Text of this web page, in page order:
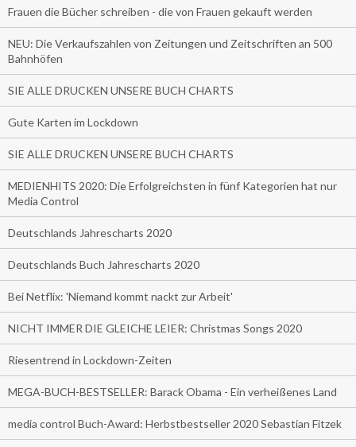
Frauen die Bücher schreiben - die von Frauen gekauft werden
NEU: Die Verkaufszahlen von Zeitungen und Zeitschriften an 500
Bahnhöfen
SIE ALLE DRUCKEN UNSERE BUCH CHARTS
Gute Karten im Lockdown
SIE ALLE DRUCKEN UNSERE BUCH CHARTS
MEDIENHITS 2020: Die Erfolgreichsten in fünf Kategorien hat nur
Media Control
Deutschlands Jahrescharts 2020
Deutschlands Buch Jahrescharts 2020
Bei Netflix: 'Niemand kommt nackt zur Arbeit'
NICHT IMMER DIE GLEICHE LEIER: Christmas Songs 2020
Riesentrend in Lockdown-Zeiten
MEGA-BUCH-BESTSELLER: Barack Obama - Ein verheißenes Land
media control Buch-Award: Herbstbestseller 2020 Sebastian Fitzek